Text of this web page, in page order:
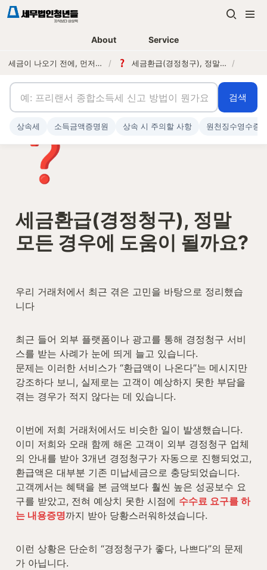
About Service
세금이 나오기 전에, 먼저 연락하는 세무법인 / 세금환급(경정청구), 정말 모든 경우에 도움이 될까요? /
❓
세금환급(경정청구), 정말
모든 경우에 도움이 될까요?
우리 거래처에서 최근 겪은 고민을 바탕으로 정리했습
니다
최근 들어 외부 플랫폼이나 광고를 통해 경정청구 서비
스를 받는 사례가 눈에 띄게 늘고 있습니다.
문제는 이러한 서비스가 “환급액이 나온다”는 메시지만
강조하다 보니, 실제로는 고객이 예상하지 못한 부담을
겪는 경우가 적지 않다는 데 있습니다.
이번에 저희 거래처에서도 비슷한 일이 발생했습니다.
이미 저희와 오래 함께 해온 고객이 외부 경정청구 업체
의 안내를 받아 3개년 경정청구가 자동으로 진행되었고,
환급액은 대부분 기존 미납세금으로 충당되었습니다.
고객께서는 혜택을 본 금액보다 훨씬 높은 성공보수 요
구를 받았고, 전혀 예상치 못한 시점에 수수료 요구를 하
는 내용증명까지 받아 당황스러워하셨습니다.
이런 상황은 단순히 “경정청구가 좋다, 나쁘다”의 문제
검색
상속세 소득금액증명원 상속 시 주의할 사항 원천징수영수증